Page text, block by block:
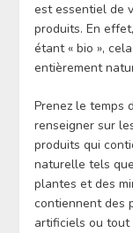
est essentiel de
produits. En
étant « bio »,
entièrement
Prenez le temps
renseigner sur
produits qui
naturelle tels
plantes et des
contiennent des
artificiels ou tout